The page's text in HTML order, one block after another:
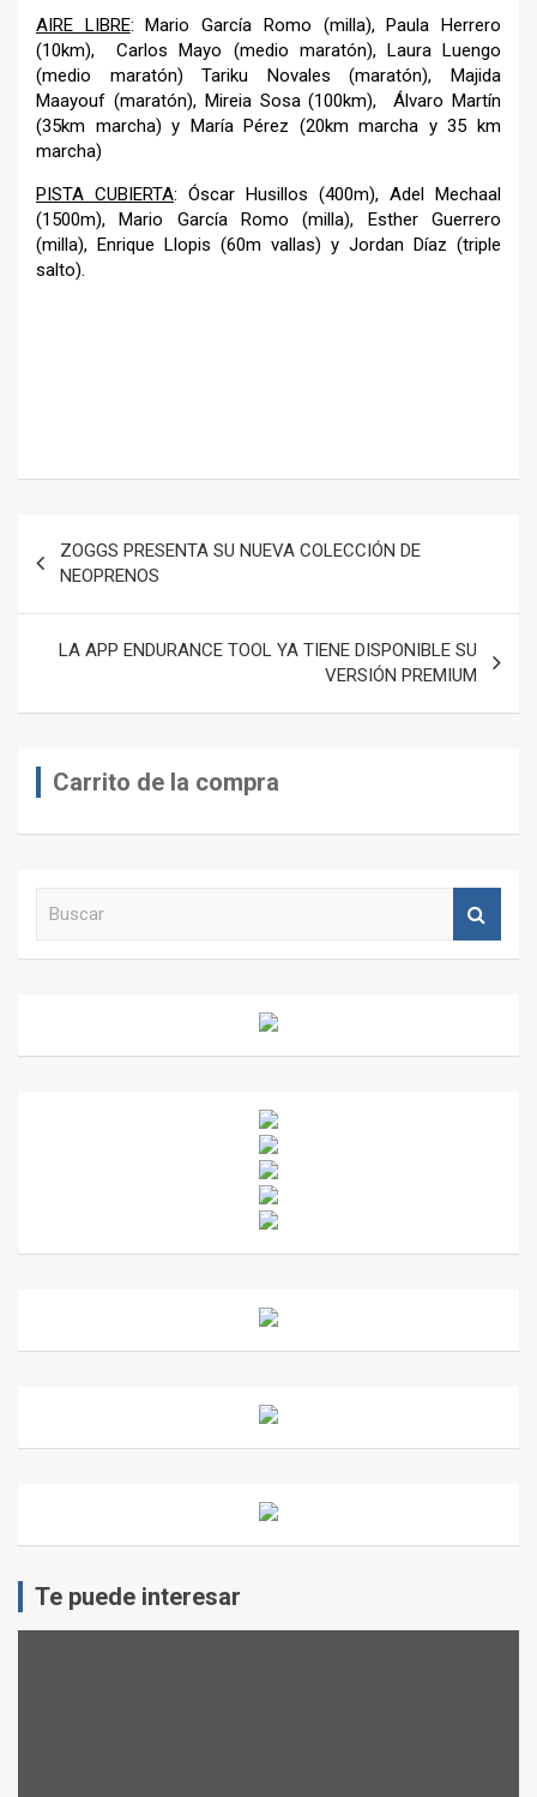
AIRE LIBRE: Mario García Romo (milla), Paula Herrero
(10km), Carlos Mayo (medio maratón), Laura Luengo
(medio maratón) Tariku Novales (maratón), Majida
Maayouf (maratón), Mireia Sosa (100km), Álvaro Martín
(35km marcha) y María Pérez (20km marcha y 35 km
marcha)
PISTA CUBIERTA: Óscar Husillos (400m), Adel Mechaal
(1500m), Mario García Romo (milla), Esther Guerrero
(milla), Enrique Llopis (60m vallas) y Jordan Díaz (triple
salto).
de
entradas
ZOGGS PRESENTA SU NUEVA COLECCIÓN DE
NEOPRENOS
LA APP ENDURANCE TOOL YA TIENE DISPONIBLE SU
VERSIÓN PREMIUM
Carrito de la compra
Te puede interesar